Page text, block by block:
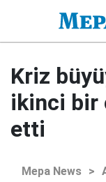
Kriz
ikinci bir
etti
Mepa News >